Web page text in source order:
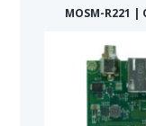
MOSM-R221 |